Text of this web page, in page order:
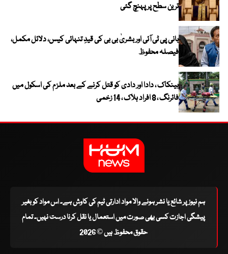
ترین سطح پر پہنچ گئی
بانی پی ٹی آئی اور بشریٰ بی بی کی قیدِ تنہائی کیس، دلائل مکمل،
فیصلہ محفوظ
بینکاک ، دادا اور دادی کو قتل کرنے کے بعد ملزم کی اسکول میں
فائرنگ ، 8 افراد ہلاک ، 14 زخمی
ہم نیوز پر شائع یا نشر ہونے والا مواد ادارتی ٹیم کی کاوش ہے۔ اس مواد کو بغیر
پیشگی اجازت کسی بھی صورت میں استعمال یا نقل کرنا درست نہیں۔ تمام
حقوق محفوظ ہیں © 2026